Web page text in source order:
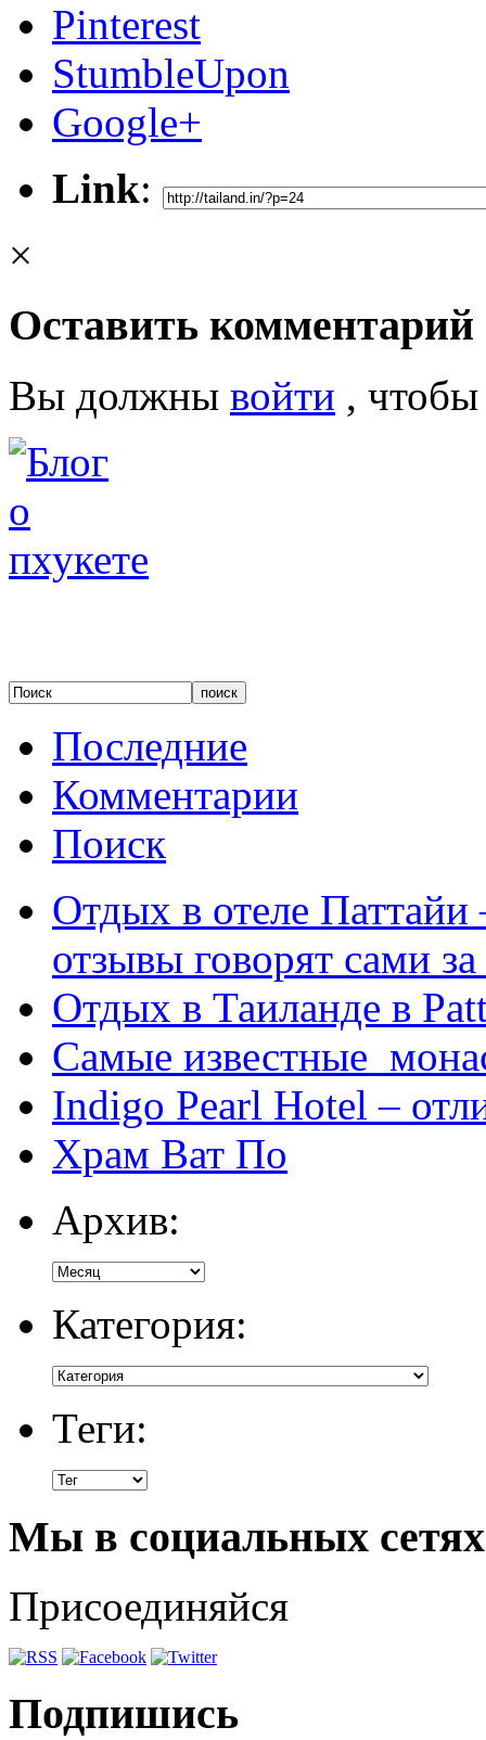
Pinterest
StumbleUpon
Google+
Link:
×
Оставить комментарий
Вы должны войти ,
Последние
Комментарии
Поиск
Отдых в отеле
отзывы говорят сами за
Отдых в Таиланде в
Самые известные
Indigo Pearl Hotel –
Храм Ват По
Архив:
Категория:
Теги:
Мы в социальных сетях
Присоединяйся
Подпишись